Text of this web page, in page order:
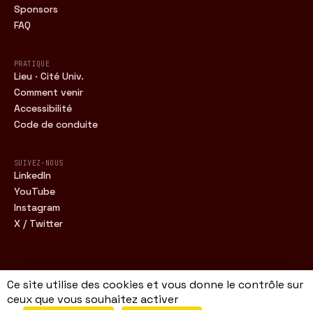
Sponsors
FAQ
PRATIQUE
Lieu · Cité Univ.
Comment venir
Accessibilité
Code de conduite
SUIVEZ-NOUS
LinkedIn
YouTube
Instagram
X / Twitter
MENTIONS LÉGALESCONFIDENTIALITÉCGV
Ce site utilise des cookies et vous donne le contrôle sur
ceux que vous souhaitez activer